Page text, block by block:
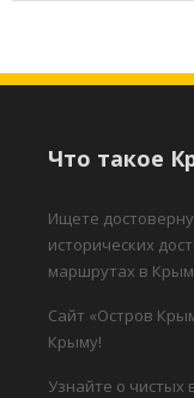
Что такое
Ищете
исторических
маршрутах в
Сайт «Остров
Крыму!
Узнайте о чистых